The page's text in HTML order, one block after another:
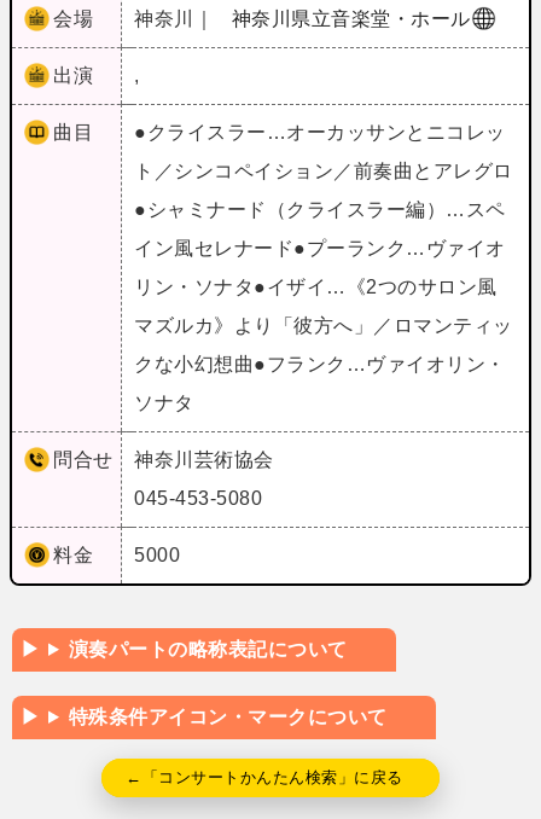
会場 神奈川｜ 神奈川県立音楽堂・ホール
出演 ,
曲目
●クライスラー…オーカッサンとニコレッ
ト／シンコペイション／前奏曲とアレグロ
●シャミナード（クライスラー編）…スペ
イン風セレナード●プーランク…ヴァイオ
リン・ソナタ●イザイ…《2つのサロン風
マズルカ》より「彼方へ」／ロマンティッ
クな小幻想曲●フランク…ヴァイオリン・
ソナタ
問合せ
神奈川芸術協会
045-453-5080
料金 5000
演奏パートの略称表記について
特殊条件アイコン・マークについて
←「コンサートかんたん検索」に戻る